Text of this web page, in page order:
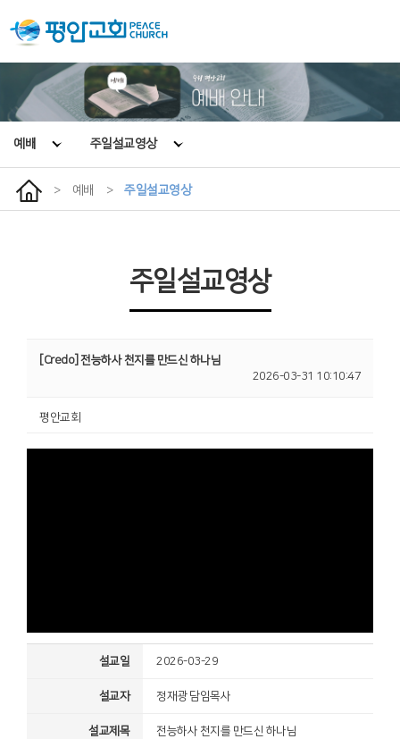
예배 주일설교영상
> 예배 > 주일설교영상
주일설교영상
[Credo] 전능하사 천지를 만드신 하나님
2026-03-31 10:10:47
평안교회
설교일 2026-03-29
설교자 정재광 담임목사
설교제목 전능하사 천지를 만드신 하나님